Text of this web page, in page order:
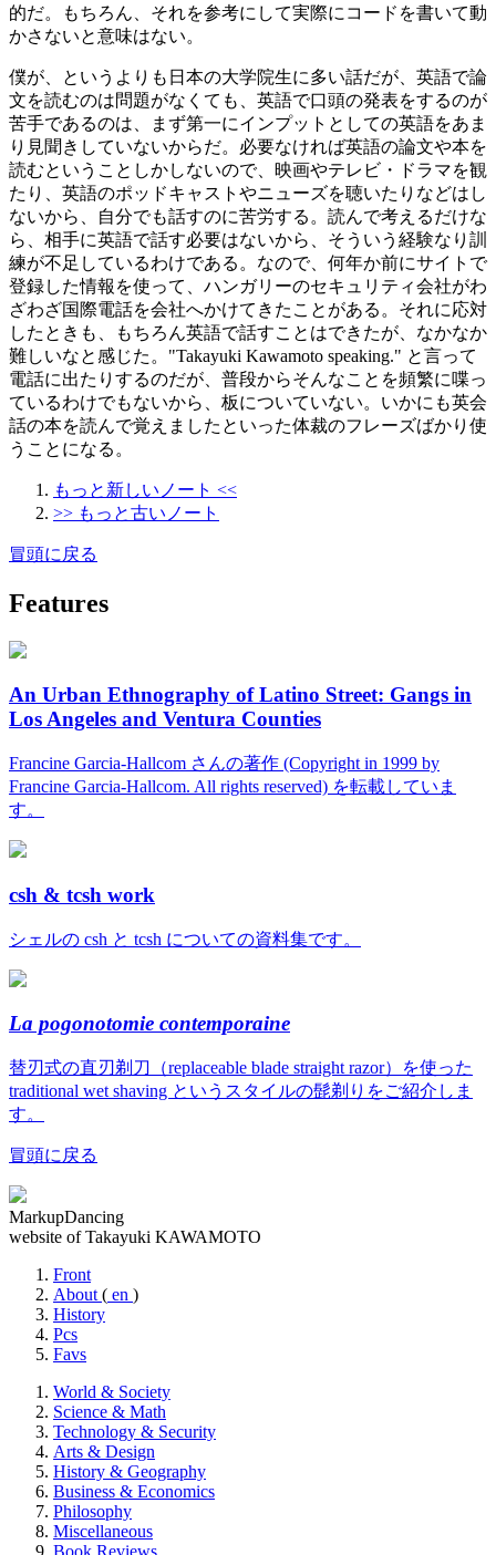
的だ。もちろん、それを参考にして実際にコードを書いて動
かさないと意味はない。
僕が、というよりも日本の大学院生に多い話だが、英語で論
文を読むのは問題がなくても、英語で口頭の発表をするのが
苦手であるのは、まず第一にインプットとしての英語をあま
り見聞きしていないからだ。必要なければ英語の論文や本を
読むということしかしないので、映画やテレビ・ドラマを観
たり、英語のポッドキャストやニューズを聴いたりなどはし
ないから、自分でも話すのに苦労する。読んで考えるだけな
ら、相手に英語で話す必要はないから、そういう経験なり訓
練が不足しているわけである。なので、何年か前にサイトで
登録した情報を使って、ハンガリーのセキュリティ会社がわ
ざわざ国際電話を会社へかけてきたことがある。それに応対
したときも、もちろん英語で話すことはできたが、なかなか
難しいなと感じた。"Takayuki Kawamoto speaking." と言って
電話に出たりするのだが、普段からそんなことを頻繁に喋っ
ているわけでもないから、板についていない。いかにも英会
話の本を読んで覚えましたといった体裁のフレーズばかり使
うことになる。
もっと新しいノート <<
>> もっと古いノート
冒頭に戻る
Features
An Urban Ethnography of Latino Street: Gangs in
Los Angeles and Ventura Counties
Francine Garcia-Hallcom さんの著作 (Copyright in 1999 by
Francine Garcia-Hallcom. All rights reserved) を転載していま
す。
csh & tcsh work
シェルの csh と tcsh についての資料集です。
La pogonotomie contemporaine
替刃式の直刃剃刀（replaceable blade straight razor）を使った
traditional wet shaving というスタイルの髭剃りをご紹介しま
す。
冒頭に戻る
MarkupDancing
website of Takayuki KAWAMOTO
Front
About ( en )
History
Pcs
Favs
World & Society
Science & Math
Technology & Security
Arts & Design
History & Geography
Business & Economics
Philosophy
Miscellaneous
Book Reviews